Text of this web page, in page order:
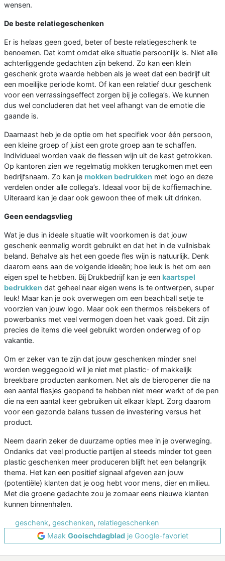
wensen.
De beste relatiegeschenken
Er is helaas geen goed, beter of beste relatiegeschenk te
benoemen. Dat komt omdat elke situatie persoonlijk is. Niet alle
achterliggende gedachten zijn bekend. Zo kan een klein
geschenk grote waarde hebben als je weet dat een bedrijf uit
een moeilijke periode komt. Of kan een relatief duur geschenk
voor een verrassingseffect zorgen bij je collega’s. We kunnen
dus wel concluderen dat het veel afhangt van de emotie die
gaande is.
Daarnaast heb je de optie om het specifiek voor één persoon,
een kleine groep of juist een grote groep aan te schaffen.
Individueel worden vaak de flessen wijn uit de kast getrokken.
Op kantoren zien we regelmatig mokken terugkomen met een
bedrijfsnaam. Zo kan je mokken bedrukken met logo en deze
verdelen onder alle collega’s. Ideaal voor bij de koffiemachine.
Uiteraard kan je daar ook gewoon thee of melk uit drinken.
Geen eendagsvlieg
Wat je dus in ideale situatie wilt voorkomen is dat jouw
geschenk eenmalig wordt gebruikt en dat het in de vuilnisbak
beland. Behalve als het een goede fles wijn is natuurlijk. Denk
daarom eens aan de volgende ideeën; hoe leuk is het om een
eigen spel te hebben. Bij Drukbedrijf kan je een kaartspel
bedrukken dat geheel naar eigen wens is te ontwerpen, super
leuk! Maar kan je ook overwegen om een beachball setje te
voorzien van jouw logo. Maar ook een thermos reisbekers of
powerbanks met veel vermogen doen het vaak goed. Dit zijn
precies de items die veel gebruikt worden onderweg of op
vakantie.
Om er zeker van te zijn dat jouw geschenken minder snel
worden weggegooid wil je niet met plastic- of makkelijk
breekbare producten aankomen. Net als de bieropener die na
een aantal flesjes geopend te hebben niet meer werkt of de pen
die na een aantal keer gebruiken uit elkaar klapt. Zorg daarom
voor een gezonde balans tussen de investering versus het
product.
Neem daarin zeker de duurzame opties mee in je overweging.
Ondanks dat veel productie partijen al steeds minder tot geen
plastic geschenken meer produceren blijft het een belangrijk
thema. Het kan een positief signaal afgeven aan jouw
(potentiële) klanten dat je oog hebt voor mens, dier en milieu.
Met die groene gedachte zou je zomaar eens nieuwe klanten
kunnen binnenhalen.
geschenk, geschenken, relatiegeschenken
Maak Gooischdagbladje Google-favoriet